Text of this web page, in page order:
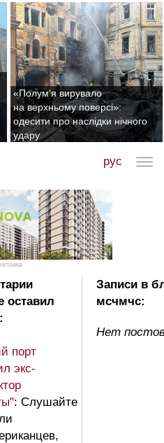
«Полум'я вирувало
на верхньому поверсі»:
одесити про наслідки нічного
удару
рус
оставил
порт
экс-
: Слушайте
Записи в
мсчмчс:
Нет